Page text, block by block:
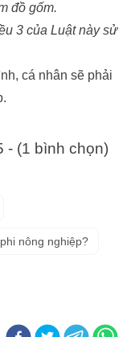
đồ gốm.
3 của Luật này sử
cá nhân sẽ phải
- (1 bình chọn)
nông nghiệp?